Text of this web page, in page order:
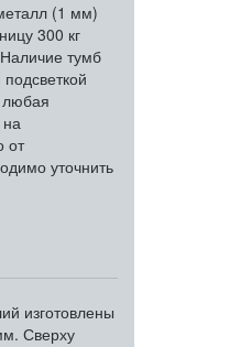
(1 мм)
300 кг
Наличие тумб
от
уточнить
изготовлены
Сверху